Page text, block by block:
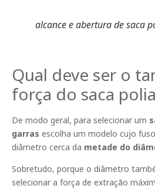
alcance e abertura de saca
Qual deve ser o
força do saca
De modo geral, para selecionar um
garras escolha um modelo cujo
diâmetro cerca da metade do
Sobretudo, porque o diâmetro
selecionar a força de extração